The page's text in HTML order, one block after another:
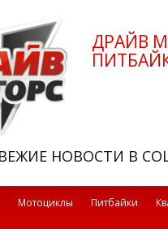
ДРАЙВ
НОВОСТИ В
Мотоциклы Питбайки